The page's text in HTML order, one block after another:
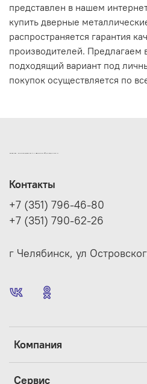
представлен в нашем
купить дверные
распространяется гарантия
производителей. Предлагаем
подходящий вариант под
покупок осуществляется по
ИНТЕРНЕТ-МАГАЗИН ДВЕРНОЙ И МЕБЕЛЬНОЙ ФУРНИТУРЫ САМ
Компания
Сервис
Контакты
+7 (351) 796-46-80
+7 (351) 790-62-26
г Челябинск, ул